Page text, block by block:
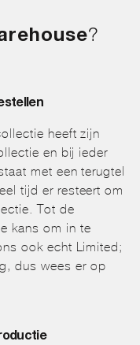
?
heeft zijn
en bij ieder
met een terugtel
tijd er resteert om
Tot de
kans om in te
ook echt Limited;
dus wees er op